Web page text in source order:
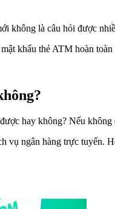
không là câu hỏi được
khẩu thẻ ATM hoàn
hay không? Nếu
vụ ngân hàng trực